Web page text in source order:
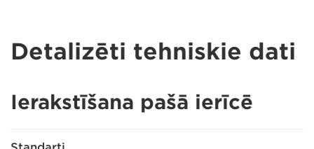
Detalizēti tehniskie dati
Ierakstīšana pašā ierīcē